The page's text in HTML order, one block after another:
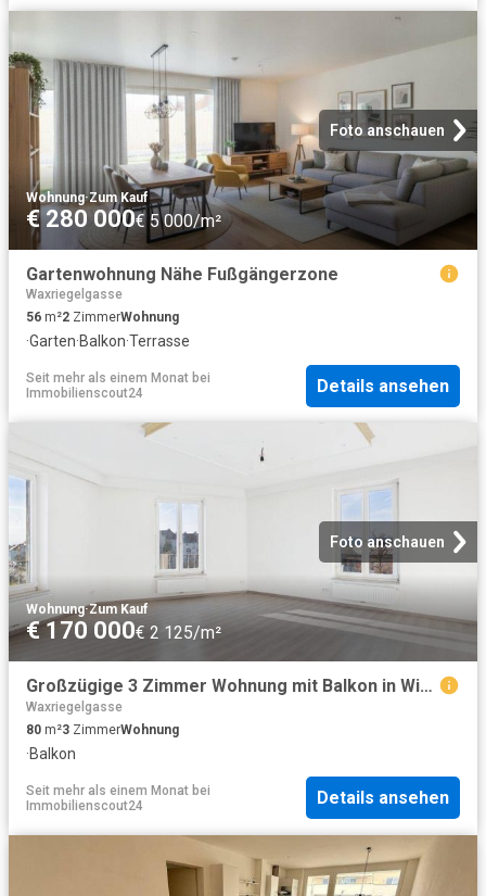
Foto anschauen
Wohnung·Zum Kauf
€ 280 000€ 5 000/m²
Gartenwohnung Nähe Fußgängerzone
Waxriegelgasse
56 m²2 ZimmerWohnung
·Garten·Balkon·Terrasse
Seit mehr als einem Monat bei
Immobilienscout24
Details ansehen
Foto anschauen
Wohnung·Zum Kauf
€ 170 000€ 2 125/m²
Großzügige 3 Zimmer Wohnung mit Balkon in Wiener Neustadt – 80 m²
Waxriegelgasse
80 m²3 ZimmerWohnung
·Balkon
Seit mehr als einem Monat bei
Immobilienscout24
Details ansehen